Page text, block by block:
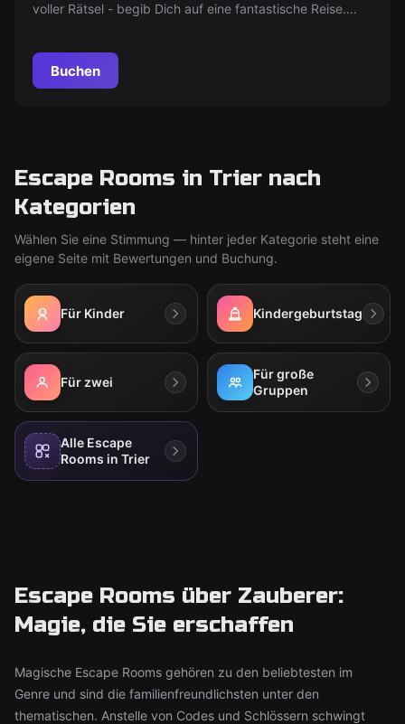
voller Rätsel - begib Dich auf eine fantastische Reise.
Buchen
Escape Rooms in Trier nach
Kategorien
Wählen Sie eine Stimmung — hinter jeder Kategorie steht eine
eigene Seite mit Bewertungen und Buchung.
Für Kinder Kindergeburtstag
Für zwei
Für große
Gruppen
Alle Escape
Rooms in Trier
Escape Rooms über Zauberer:
Magie, die Sie erschaffen
Magische Escape Rooms gehören zu den beliebtesten im
Genre und sind die familienfreundlichsten unter den
thematischen. Anstelle von Codes und Schlössern schwingt